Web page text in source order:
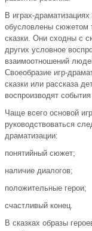
В играх-
обусловлены сюжетом
сказки. Они сходны с
других условное
взаимоотношений
Своеобразие игр-
сказки или рассказа
воспроизводят
Чаще всего основой
руководствоваться
драматизации:
понятийный сюжет;
наличие диалогов;
положительные герои;
счастливый конец.
В сказках образы